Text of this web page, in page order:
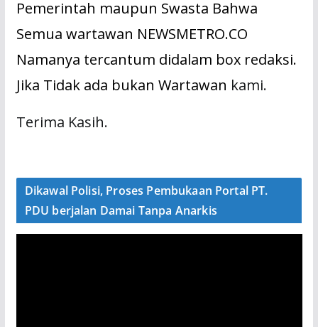
Pemerintah maupun Swasta Bahwa
Semua wartawan NEWSMETRO.CO
Namanya tercantum didalam box redaksi.
Jika Tidak ada bukan Wartawan kami.
Terima Kasih.
Dikawal Polisi, Proses Pembukaan Portal PT.
PDU berjalan Damai Tanpa Anarkis